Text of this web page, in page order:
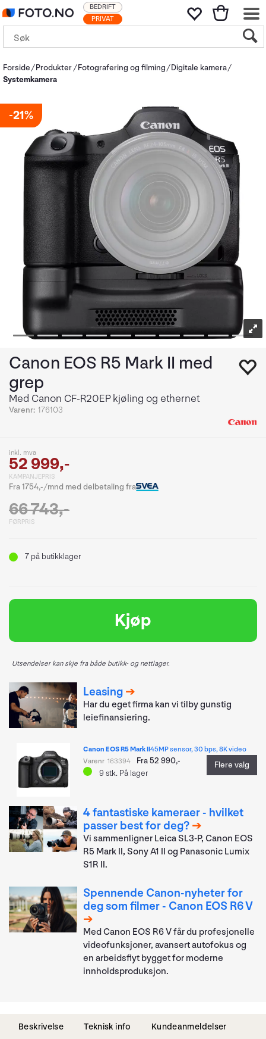
PRIVAT
BEDRIFT
Forside Produkter Fotografering og filming
Digitale kamera
Systemkamera
21%
Canon EOS R5 Mark II med
grep
Med Canon CF-R20EP kjøling og ethernet
Varenr: 176103
inkl. mva
52 999,-
KAMPANJEPRIS
Fra 1754,-/mnd med delbetaling fra
66 743,-
FØRPRIS
7 på butikklager
Kjøp
Utsendelser kan skje fra både butikk- og nettlager.
Leasing
Har du eget firma kan vi tilby gunstig
leiefinansiering.
Canon EOS R5 Mark II45MP sensor, 30 bps, 8K video
Varenr 163394 Fra 52 990,-
Flere valg
9 stk. På lager
4 fantastiske kameraer - hvilket
passer best for deg?
Vi sammenligner Leica SL3-P, Canon EOS
R5 Mark II, Sony A1 II og Panasonic Lumix
S1R II.
Spennende Canon-nyheter for
deg som filmer - Canon EOS R6 V
Med Canon EOS R6 V får du profesjonelle
videofunksjoner, avansert autofokus og
en arbeidsflyt bygget for moderne
innholdsproduksjon.
Beskrivelse Teknisk info Kundeanmeldelser